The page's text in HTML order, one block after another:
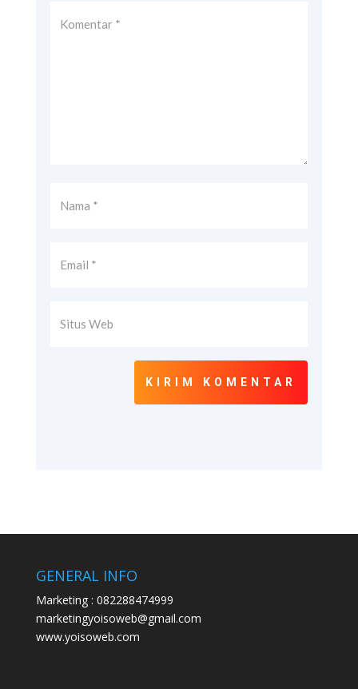
KIRIM KOMENTAR
GENERAL INFO
Marketing : 082288474999
marketingyoisoweb@gmail.com
www.yoisoweb.com